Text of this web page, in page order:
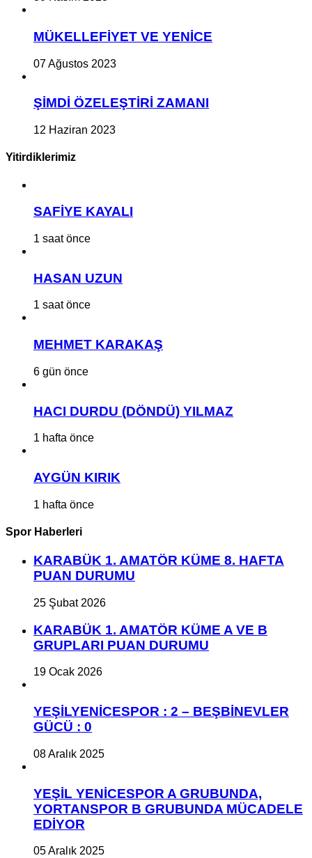
MÜKELLEFİYET VE YENİCE
07 Ağustos 2023
ŞİMDİ ÖZELEŞTİRİ ZAMANI
12 Haziran 2023
Yitirdiklerimiz
SAFİYE KAYALI
1 saat önce
HASAN UZUN
1 saat önce
MEHMET KARAKAŞ
6 gün önce
HACI DURDU (DÖNDÜ) YILMAZ
1 hafta önce
AYGÜN KIRIK
1 hafta önce
Spor Haberleri
KARABÜK 1. AMATÖR KÜME 8. HAFTA
PUAN DURUMU
25 Şubat 2026
KARABÜK 1. AMATÖR KÜME A VE B
GRUPLARI PUAN DURUMU
19 Ocak 2026
YEŞİLYENİCESPOR : 2 – BEŞBİNEVLER
GÜCÜ : 0
08 Aralık 2025
YEŞİL YENİCESPOR A GRUBUNDA,
YORTANSPOR B GRUBUNDA MÜCADELE
EDİYOR
05 Aralık 2025